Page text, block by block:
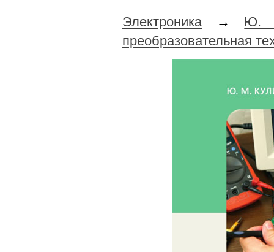
Электроника→ Ю.
преобразовательная